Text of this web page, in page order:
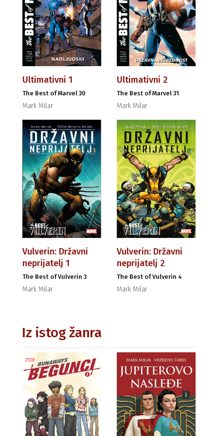
Ultimativni 1
The Best of Marvel 30
Mark Milar
Ultimativni 2
The Best of Marvel 31
Mark Milar
Vulverin: Državni
neprijatelj 1
The Best of Vulverin 3
Mark Milar
Vulverin: Državni
neprijatelj 2
The Best of Vulverin 4
Mark Milar
Iz istog žanra